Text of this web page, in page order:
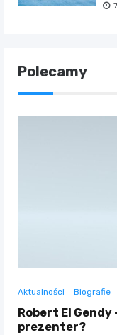
Polecamy
Aktualności Biografie
Robert El
prezenter?